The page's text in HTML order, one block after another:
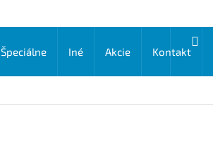
Špeciálne Iné Akcie Kontakt